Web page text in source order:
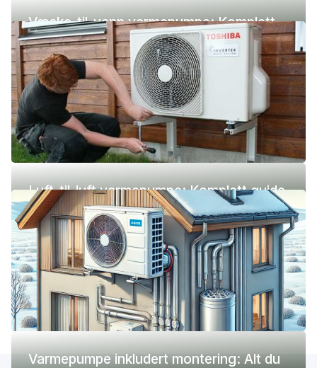
Væske-til-vann varmepumpe: Komplett
guide (pris, fordeler og ulemper)
Luft-til-luft varmepumpe: Komplett guide
(pris, fordeler og ulemper)
Varmepumpe inkludert montering: Alt du